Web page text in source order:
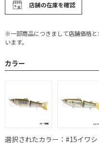
店舗の在庫を確認
※一部商品につきまして店舗価格
います。
カラー
選択されたカラー：#15イワシ